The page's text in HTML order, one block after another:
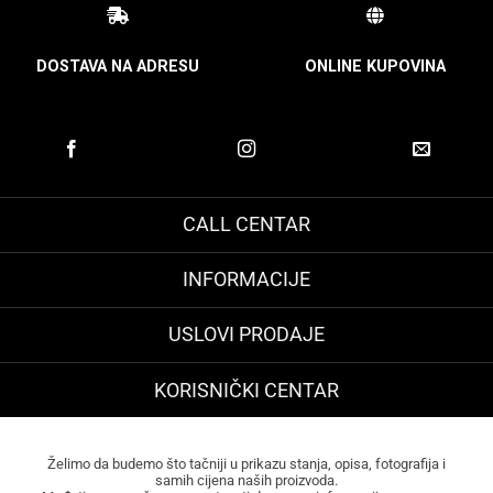
DOSTAVA NA ADRESU ONLINE KUPOVINA
CALL CENTAR
INFORMACIJE
USLOVI PRODAJE
KORISNIČKI CENTAR
Želimo da budemo što tačniji u prikazu stanja, opisa, fotografija i
samih cijena naših proizvoda.